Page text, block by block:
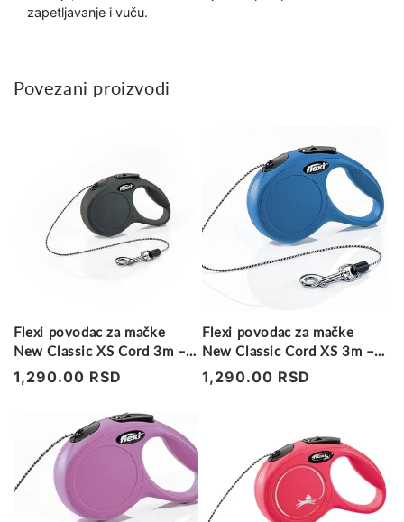
zapetljavanje i vuču.
Povezani proizvodi
Flexi povodac za mačke
New Classic XS Cord 3m –
crni
Regularna
1,290.00 RSD
Flexi povodac za mačke
New Classic Cord XS 3m –
Plavi
Regularna
1,290.00 RSD